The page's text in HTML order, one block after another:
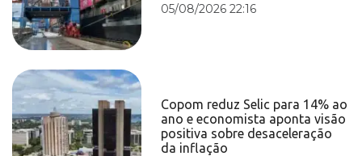
05/08/2026 22:16
Copom reduz Selic para 14% ao
ano e economista aponta visão
positiva sobre desaceleração
da inflação